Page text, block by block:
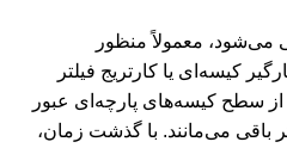
می‌شود، معمولاً منظور
کیسه‌ای یا کارتریج فیلتر
از سطح کیسه‌های پارچه‌ای عبور
می‌مانند. با گذشت زمان،